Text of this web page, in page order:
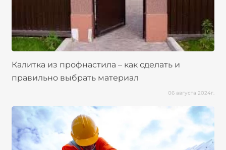
Калитка из профнастила – как сделать и
правильно выбрать материал
06 августа 2024г.